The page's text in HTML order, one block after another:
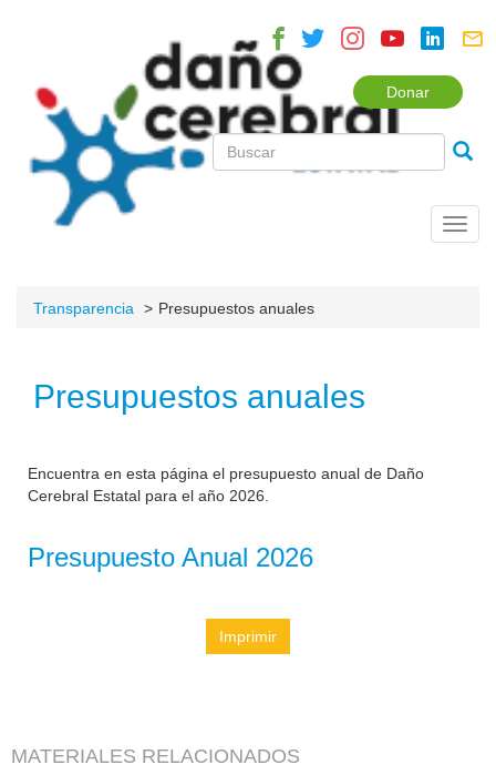
Donar
Transparencia Presupuestos anuales
Presupuestos anuales
Encuentra en esta página el presupuesto anual de Daño
Cerebral Estatal para el año 2026.
Presupuesto Anual 2026
Imprimir
MATERIALES RELACIONADOS